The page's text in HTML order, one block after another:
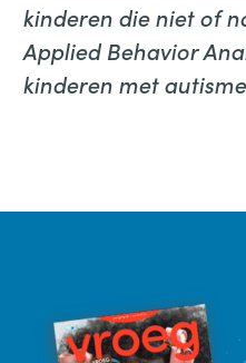
kinderen die niet of
Applied Behavior
kinderen met